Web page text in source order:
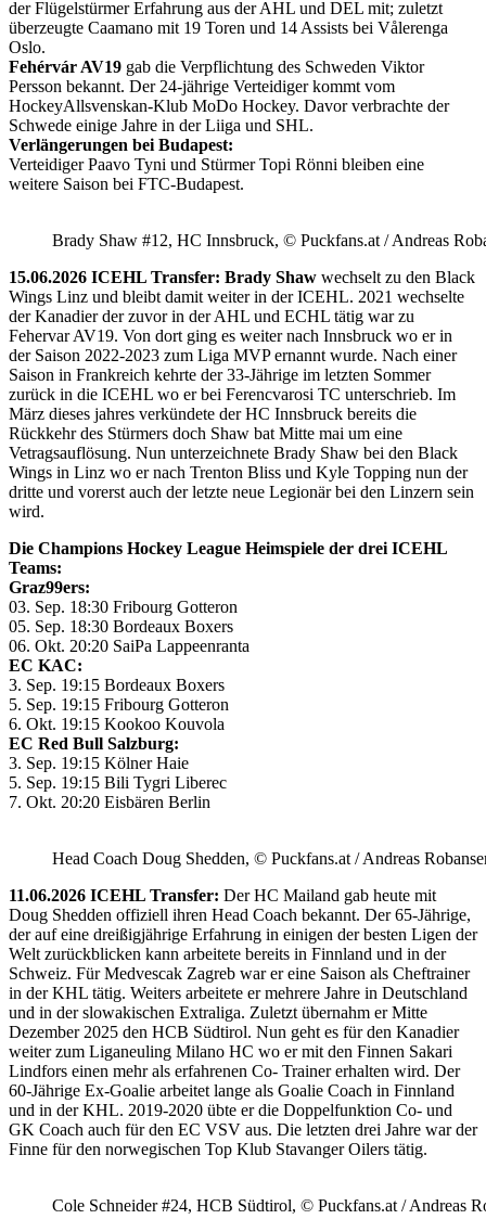
der Flügelstürmer Erfahrung aus der AHL und DEL mit; zuletzt
überzeugte Caamano mit 19 Toren und 14 Assists bei Vålerenga
Oslo.
Fehérvár AV19 gab die Verpflichtung des Schweden Viktor
Persson bekannt. Der 24-jährige Verteidiger kommt vom
HockeyAllsvenskan-Klub MoDo Hockey. Davor verbrachte der
Schwede einige Jahre in der Liiga und SHL.
Verlängerungen bei Budapest:
Verteidiger Paavo Tyni und Stürmer Topi Rönni bleiben eine
weitere Saison bei FTC-Budapest.
Brady Shaw #12, HC Innsbruck, © Puckfans.at / Andreas
15.06.2026 ICEHL Transfer: Brady Shaw wechselt zu den Black
Wings Linz und bleibt damit weiter in der ICEHL. 2021 wechselte
der Kanadier der zuvor in der AHL und ECHL tätig war zu
Fehervar AV19. Von dort ging es weiter nach Innsbruck wo er in
der Saison 2022-2023 zum Liga MVP ernannt wurde. Nach einer
Saison in Frankreich kehrte der 33-Jährige im letzten Sommer
zurück in die ICEHL wo er bei Ferencvarosi TC unterschrieb. Im
März dieses jahres verkündete der HC Innsbruck bereits die
Rückkehr des Stürmers doch Shaw bat Mitte mai um eine
Vetragsauflösung. Nun unterzeichnete Brady Shaw bei den Black
Wings in Linz wo er nach Trenton Bliss und Kyle Topping nun der
dritte und vorerst auch der letzte neue Legionär bei den Linzern sein
wird.
Die Champions Hockey League Heimspiele der drei ICEHL
Teams:
Graz99ers:
03. Sep. 18:30 Fribourg Gotteron
05. Sep. 18:30 Bordeaux Boxers
06. Okt. 20:20 SaiPa Lappeenranta
EC KAC:
3. Sep. 19:15 Bordeaux Boxers
5. Sep. 19:15 Fribourg Gotteron
6. Okt. 19:15 Kookoo Kouvola
EC Red Bull Salzburg:
3. Sep. 19:15 Kölner Haie
5. Sep. 19:15 Bili Tygri Liberec
7. Okt. 20:20 Eisbären Berlin
Head Coach Doug Shedden, © Puckfans.at / Andreas
11.06.2026 ICEHL Transfer: Der HC Mailand gab heute mit
Doug Shedden offiziell ihren Head Coach bekannt. Der 65-Jährige,
der auf eine dreißigjährige Erfahrung in einigen der besten Ligen der
Welt zurückblicken kann arbeitete bereits in Finnland und in der
Schweiz. Für Medvescak Zagreb war er eine Saison als Cheftrainer
in der KHL tätig. Weiters arbeitete er mehrere Jahre in Deutschland
und in der slowakischen Extraliga. Zuletzt übernahm er Mitte
Dezember 2025 den HCB Südtirol. Nun geht es für den Kanadier
weiter zum Liganeuling Milano HC wo er mit den Finnen Sakari
Lindfors einen mehr als erfahrenen Co- Trainer erhalten wird. Der
60-Jährige Ex-Goalie arbeitet lange als Goalie Coach in Finnland
und in der KHL. 2019-2020 übte er die Doppelfunktion Co- und
GK Coach auch für den EC VSV aus. Die letzten drei Jahre war der
Finne für den norwegischen Top Klub Stavanger Oilers tätig.
Cole Schneider #24, HCB Südtirol, © Puckfans.at / Andreas